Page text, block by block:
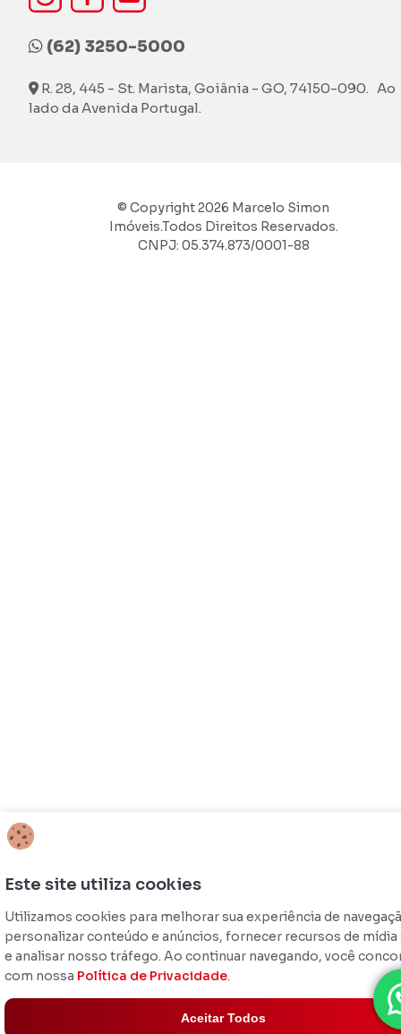
Este site utiliza cookies
Utilizamos cookies para melhorar sua experiência de
personalizar conteúdo e anúncios, fornecer recursos de mídia
e analisar nosso tráfego. Ao continuar navegando, você
com nossa Política de Privacidade.
Aceitar Todos
(62) 3250-5000
R. 28, 445 - St. Marista, Goiânia - GO, 74150-090. Ao
lado da Avenida Portugal.
© Copyright 2026 Marcelo Simon
Imóveis.Todos Direitos Reservados.
CNPJ: 05.374.873/0001-88